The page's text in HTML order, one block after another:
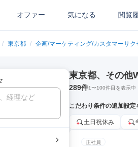
オファー 気になる 閲覧
/ 東京都 / 企画/マーケティング/カスタマーサク
東京都、その他
289件1〜100件目を表示中
こだわり条件の追加設
土日祝休み
正社員